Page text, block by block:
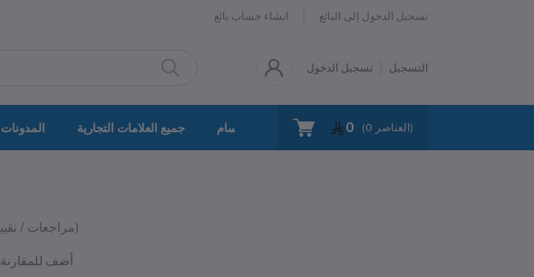
انشاء حساب بائع تسجيل الدخول إلى البائع
تسجيل الدخول التسجيل
المدونات جميع العلامات التجارية جميع الأقسام اتصل بنا سياسة الخصوصية 0 (0 العناصر)
(0 مراجعات / تقييمات)
أضف للمقارنة